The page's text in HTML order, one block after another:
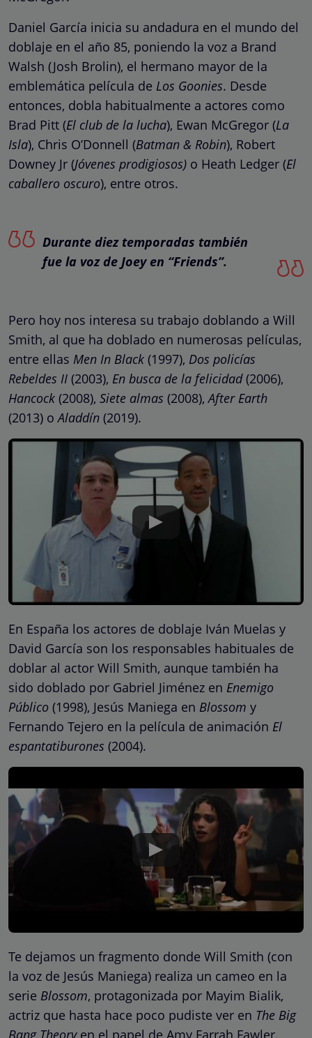
Daniel García inicia su andadura en el mundo del
doblaje en el año 85, poniendo la voz a Brand
Walsh (Josh Brolin), el hermano mayor de la
emblemática película de Los Goonies. Desde
entonces, dobla habitualmente a actores como
Brad Pitt (El club de la lucha), Ewan McGregor (La
Isla), Chris O’Donnell (Batman & Robin), Robert
Downey Jr (Jóvenes prodigiosos) o Heath Ledger (El
caballero oscuro), entre otros.
Durante diez temporadas también
fue la voz de Joey en “Friends”.
Pero hoy nos interesa su trabajo doblando a Will
Smith, al que ha doblado en numerosas películas,
entre ellas Men In Black (1997), Dos policías
Rebeldes II (2003), En busca de la felicidad(2006),
Hancock (2008), Siete almas (2008),After Earth
(2013) oAladdín (2019).
En España los actores de doblaje Iván Muelas y
David García son los responsables habituales de
doblar al actor Will Smith, aunque también ha
sido doblado por Gabriel Jiménez en Enemigo
Público (1998), Jesús Maniega en Blossom y
Fernando Tejero en la película de animación El
espantatiburones (2004).
Te dejamos un fragmento donde Will Smith (con
la voz de Jesús Maniega) realiza un cameo en la
serie Blossom, protagonizada por Mayim Bialik,
actriz que hasta hace poco pudiste ver en The Big